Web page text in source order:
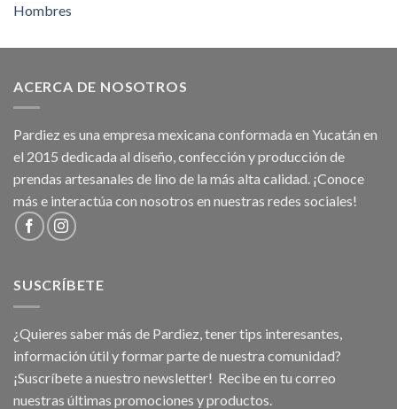
Hombres
ACERCA DE NOSOTROS
Pardiez es una empresa mexicana conformada en Yucatán en
el 2015 dedicada al diseño, confección y producción de
prendas artesanales de lino de la más alta calidad. ¡Conoce
más e interactúa con nosotros en nuestras redes sociales!
SUSCRÍBETE
¿Quieres saber más de Pardiez, tener tips interesantes,
información útil y formar parte de nuestra comunidad?
¡Suscríbete a nuestro newsletter! Recibe en tu correo
nuestras últimas promociones y productos.